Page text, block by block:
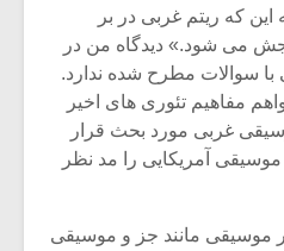
این که ریتم غربی در بر
می شود.» دیدگاه من در
با سوالات مطرح شده ندارد.
مفاهیم تئوری های اخیر
غربی مورد بحث قرار
آمریکایی را مد نظر
موسیقی مانند جز و موسیقی